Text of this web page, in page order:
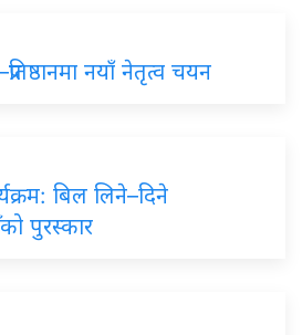
नयाँ नेतृत्व चयन
बिल लिने–दिने
पुरस्कार